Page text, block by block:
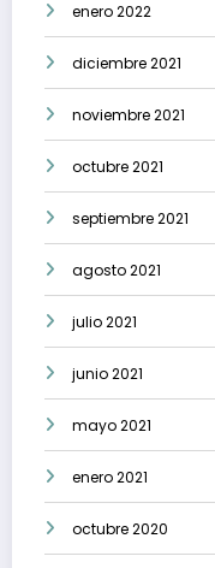
enero 2022
diciembre 2021
noviembre 2021
octubre 2021
septiembre 2021
agosto 2021
julio 2021
junio 2021
mayo 2021
enero 2021
octubre 2020